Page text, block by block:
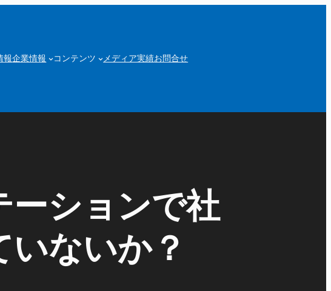
報企業情報 コンテンツ メディア実績お問合せ
ーションで社
ないか？